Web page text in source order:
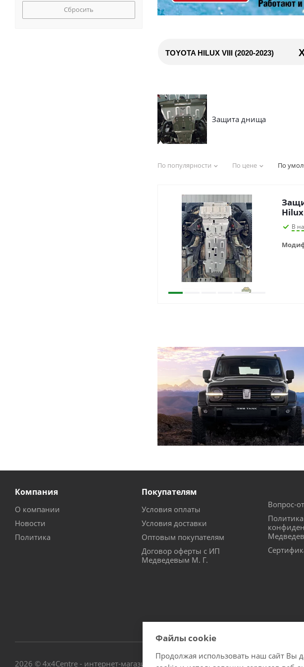
TOYOTA HILUX VIII (2020-2023)
Защита днища
По популярности По цене По
В
Сбросить
Компания
О компании
Новости
Политика
Покупателям
Условия оплаты
Условия доставки
Оптовым покупателям
Договор оферты с ИП
Медведевым М. Г.
Вопрос-
Политика
2026 © 4х4Centre - интернет-магазин внедорожного оборудования с
Файлы cookie
Продолжая использовать наш сайт Вы